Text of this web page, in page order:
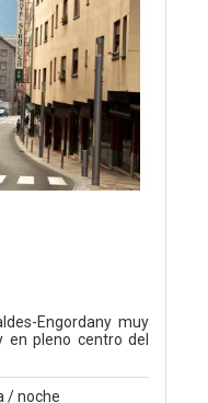
Engordany muy
en pleno centro del
/ noche